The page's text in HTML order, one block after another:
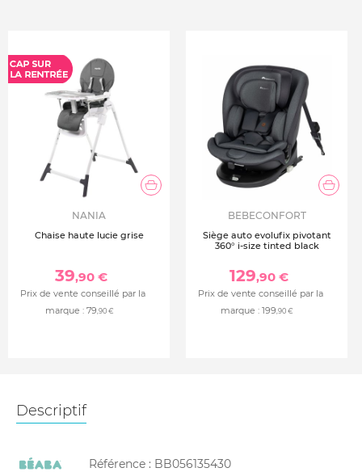
NANIA
Chaise haute lucie grise
39,90 €
Prix de vente conseillé par la
marque : 79,90 €
BEBECONFORT
Siège auto evolufix pivotant
360° i-size tinted black
129,90 €
Prix de vente conseillé par la
marque : 199,90 €
Descriptif
Référence : BB056135430